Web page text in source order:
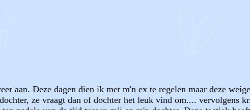
aan. Deze dagen dien ik met m'n ex te regelen maar deze
ze vraagt dan of dochter het leuk vind om.... vervolgens